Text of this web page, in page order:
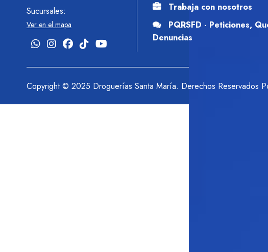
Sucursales:
Ver en el mapa
Trabaja con nosotros
PQRSFD - Peticiones,
Denuncias
Copyright © 2025 Droguerías Santa María. Derechos Reservados